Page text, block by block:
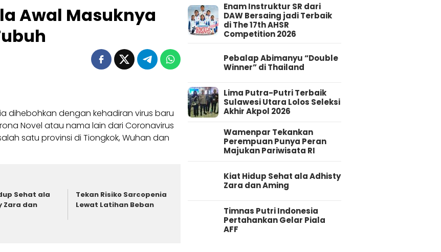
Awal Masuknya
dihebohkan dengan kehadiran virus baru
Novel atau nama lain dari Coronavirus
satu provinsi di Tiongkok, Wuhan dan
Sehat ala
Zara dan
Tekan Risiko Sarcopenia
Lewat Latihan Beban
Enam Instruktur SR dari
DAW Bersaing jadi Terbaik
di The 17th AHSR
Competition 2026
Pebalap Abimanyu “Double
Winner” di Thailand
Lima Putra-Putri Terbaik
Sulawesi Utara Lolos Seleksi
Akhir Akpol 2026
Wamenpar Tekankan
Perempuan Punya Peran
Majukan Pariwisata RI
Kiat Hidup Sehat ala Adhisty
Zara dan Aming
Timnas Putri Indonesia
Pertahankan Gelar Piala
AFF